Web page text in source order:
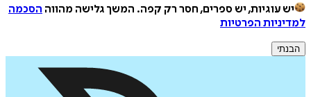
יש עוגיות, יש ספרים, חסר רק קפה. המשך גלישה מהווה הסכמה
למדיניות הפרטיות
הבנתי